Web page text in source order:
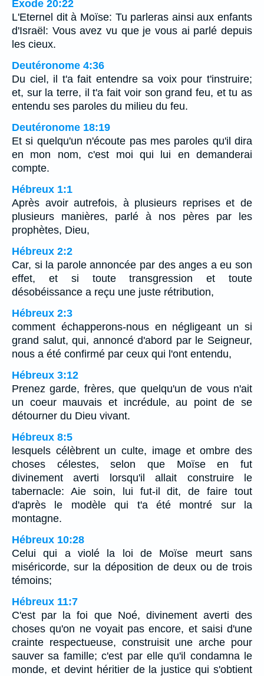
Exode 20:22
L'Eternel dit à Moïse: Tu parleras ainsi aux enfants
d'Israël: Vous avez vu que je vous ai parlé depuis
les cieux.
Deutéronome 4:36
Du ciel, il t'a fait entendre sa voix pour t'instruire;
et, sur la terre, il t'a fait voir son grand feu, et tu as
entendu ses paroles du milieu du feu.
Deutéronome 18:19
Et si quelqu'un n'écoute pas mes paroles qu'il dira
en mon nom, c'est moi qui lui en demanderai
compte.
Hébreux 1:1
Après avoir autrefois, à plusieurs reprises et de
plusieurs manières, parlé à nos pères par les
prophètes, Dieu,
Hébreux 2:2
Car, si la parole annoncée par des anges a eu son
effet, et si toute transgression et toute
désobéissance a reçu une juste rétribution,
Hébreux 2:3
comment échapperons-nous en négligeant un si
grand salut, qui, annoncé d'abord par le Seigneur,
nous a été confirmé par ceux qui l'ont entendu,
Hébreux 3:12
Prenez garde, frères, que quelqu'un de vous n'ait
un coeur mauvais et incrédule, au point de se
détourner du Dieu vivant.
Hébreux 8:5
lesquels célèbrent un culte, image et ombre des
choses célestes, selon que Moïse en fut
divinement averti lorsqu'il allait construire le
tabernacle: Aie soin, lui fut-il dit, de faire tout
d'après le modèle qui t'a été montré sur la
montagne.
Hébreux 10:28
Celui qui a violé la loi de Moïse meurt sans
miséricorde, sur la déposition de deux ou de trois
témoins;
Hébreux 11:7
C'est par la foi que Noé, divinement averti des
choses qu'on ne voyait pas encore, et saisi d'une
crainte respectueuse, construisit une arche pour
sauver sa famille; c'est par elle qu'il condamna le
monde, et devint héritier de la justice qui s'obtient